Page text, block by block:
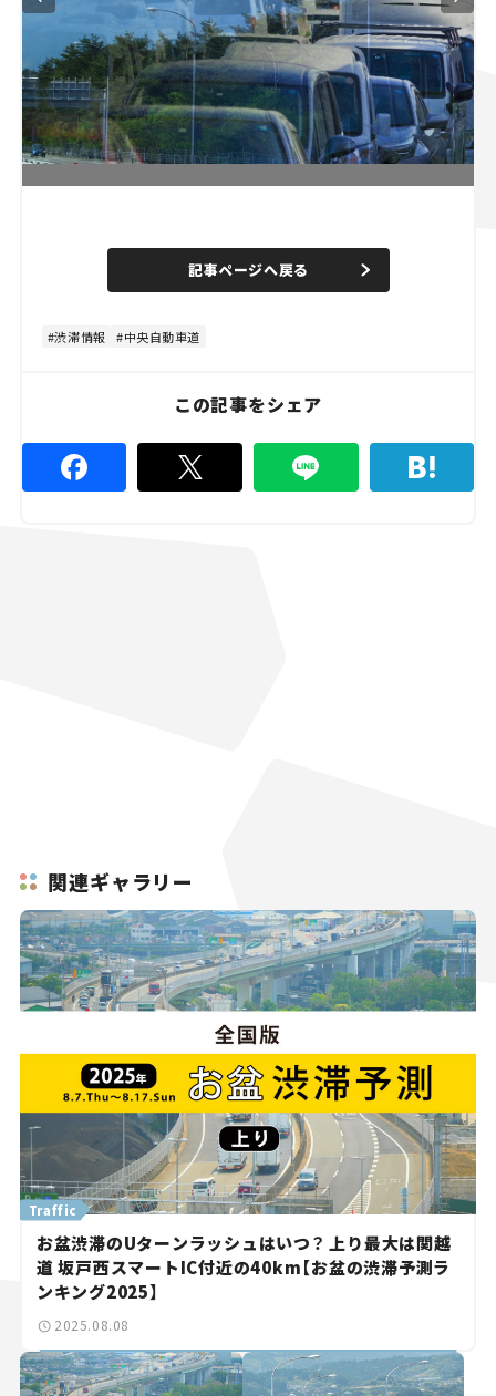
n
e
d
%
記事ページへ戻る
渋滞情報 中央自動車道
この記事をシェア
関連ギャラリー
Traffic
お盆渋滞のUターンラッシュはいつ？ 上り最大は関越
道 坂戸西スマートIC付近の40km【お盆の渋滞予測ラ
ンキング2025】
2025.08.08